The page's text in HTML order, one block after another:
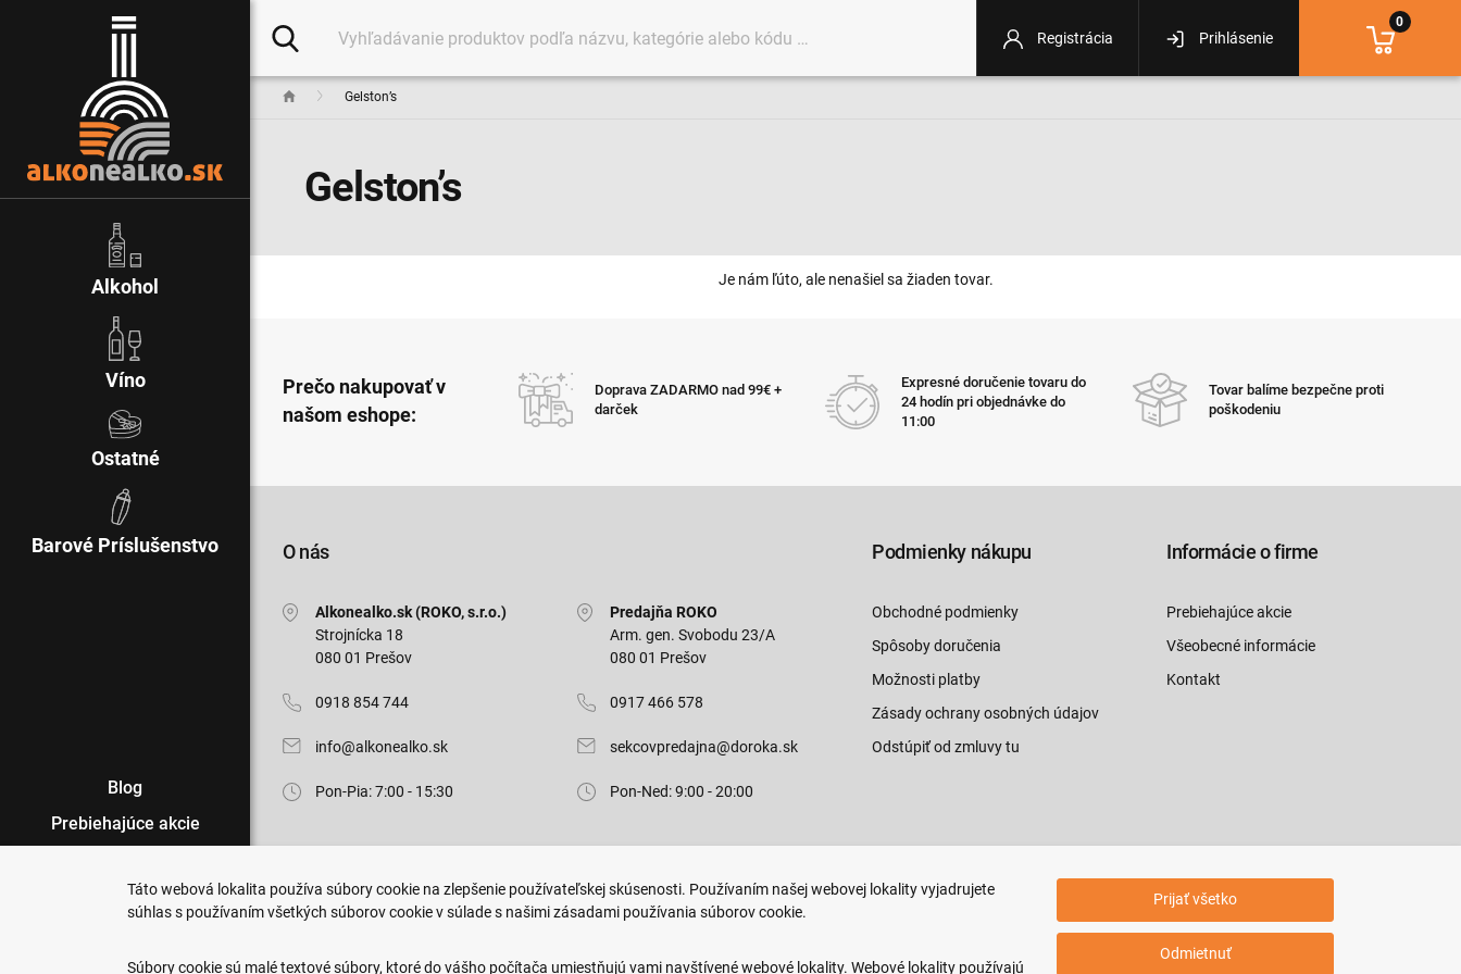
Gelston’s
Gelston’s
Je nám ľúto, ale nenašiel sa žiaden tovar.
Prečo nakupovať v
našom eshope:
Doprava ZADARMO nad 99€ +
darček
Expresné doručenie tovaru do
24 hodín pri objednávke do
11:00
Tovar balíme bezpečne proti
poškodeniu
O nás
Alkonealko.sk (ROKO, s.r.o.)
Strojnícka 18
080 01 Prešov
0918 854 744
info@alkonealko.sk
Pon-Pia: 7:00 - 15:30
Predajňa ROKO
Arm. gen. Svobodu 23/A
080 01 Prešov
0917 466 578
sekcovpredajna@doroka.sk
Pon-Ned: 9:00 - 20:00
Podmienky nákupu
Obchodné podmienky
Spôsoby doručenia
Možnosti platby
Zásady ochrany osobných údajov
Odstúpiť od zmluvy tu
Informácie o firme
Prebiehajúce akcie
Všeobecné informácie
Kontakt
Copyright © 2011-2026 ROKO, s.r.o.
Web dizajn: MARLOW DESIGN
Registrácia Prihlásenie
0
Alkohol
Víno
Ostatné
Barové Príslušenstvo
Blog
Prebiehajúce akcie
PredajneTáto webová lokalita používa súbory cookie na zlepšenie používateľskej skúsenosti. Používaním našej webovej lokality vyjadrujete
súhlas s používaním všetkých súborov cookie v súlade s našimi zásadami používania súborov cookie.
Súbory cookie sú malé textové súbory, ktoré do vášho počítača umiestňujú vami navštívené webové lokality. Webové lokality používajú
Prijať všetko
Odmietnuť